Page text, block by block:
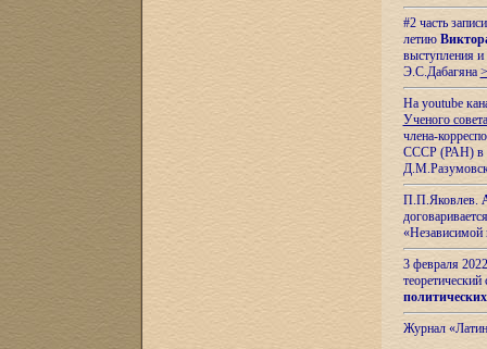
#2 часть
летию
выступления
Э.С.Дабагяна
На youtube
Ученого
члена-
СССР (РАН) в
П.П.Яковлев.
«Независимой
3 февраля
теоретический
Журнал